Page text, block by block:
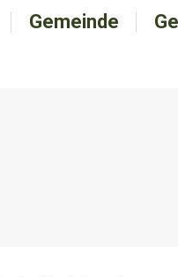
Gemeinde
Gemeinde